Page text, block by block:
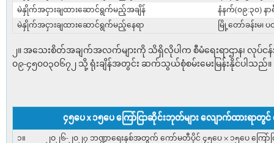
မဲနှိုက်အငှားချထားဆောင်ရွက်မည့်အချိန်
နံနက်(၀၉:၃၀) နာ
မဲနှိုက်အငှားချထားဆောင်ရွက်မည့်နေရာ
မြို့တော်ခန်းမ၊
၂။ အသေးစိတ်အချက်အလက်များကို သိရှိလိုပါက စီမံရေးရာဌာန၊ လုပ်ငန်းရ
၀၉-၄၅၀၀၃၀၆၇၂ သို့ ရုံးချိန်အတွင်း ဆက်သွယ်စုံစမ်းမေးမြန်းနိုင်ပါသည်။
၄၅ပေ x ၁၅ပေ ကြော်ငြာဆိုင်းဘုတ်များ လျောက်ထားရာတွ
၁။ ၂ဝ၂၆-၂ဝ၂၇ ဘဏ္ဍာရေးနှစ်အတွက် ကော်မတီပိုင် ၄၅ပေ × ၁၅ပေ ကြော်ငြ